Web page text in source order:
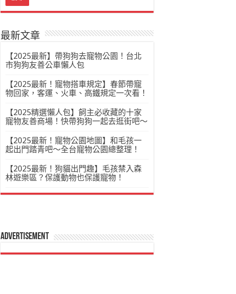
最新文章
【2025最新】帶狗狗去寵物公園！台北
市狗狗友善公車懶人包
【2025最新！寵物搭車規定】春節帶寵
物回家，客運、火車、高鐵規定一次看！
【2025精選懶人包】飼主必收藏的十家
寵物友善商場！快帶狗狗一起去逛街吧～
【2025最新！寵物公園地圖】和毛孩一
起出門踏青吧～全台寵物公園總整理！
【2025最新！狗貓出門趣】毛孩禁入森
林遊樂區？保護動物也保護寵物！
Advertisement